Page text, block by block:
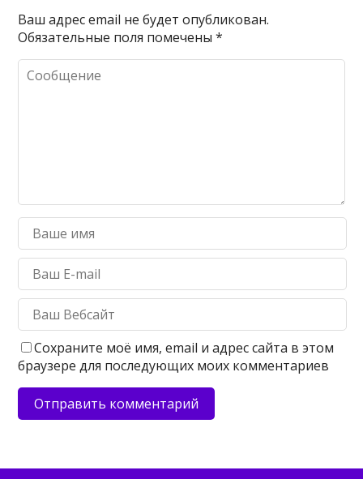
Ваш адрес email не будет опубликован.
Обязательные поля помечены*
Сохраните моё имя, email и адрес сайта в этом
браузере для последующих моих комментариев